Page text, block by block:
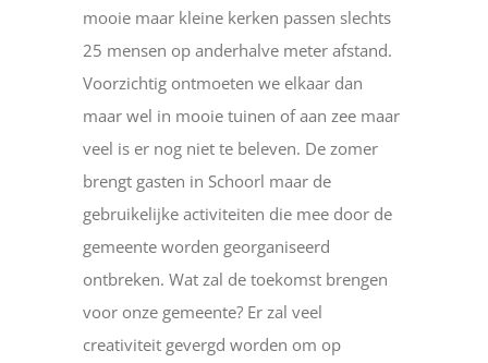
mooie maar kleine kerken passen slechts
25 mensen op anderhalve meter afstand.
Voorzichtig ontmoeten we elkaar dan
maar wel in mooie tuinen of aan zee maar
veel is er nog niet te beleven. De zomer
brengt gasten in Schoorl maar de
gebruikelijke activiteiten die mee door de
gemeente worden georganiseerd
ontbreken. Wat zal de toekomst brengen
voor onze gemeente? Er zal veel
creativiteit gevergd worden om op